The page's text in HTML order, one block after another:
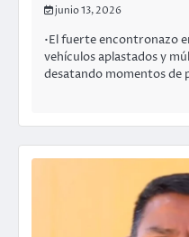
junio 13, 2026
•El fuerte encontronazo
vehículos aplastados y
desatando momentos de